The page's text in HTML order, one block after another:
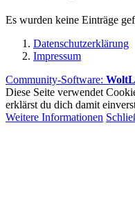
Es wurden keine Einträge
Datenschutzerklärung
Impressum
Community-Software:
Diese Seite verwendet
erklärst du dich damit
Weitere Informationen